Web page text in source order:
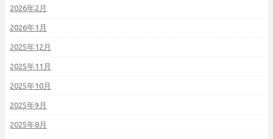
2026年2月
2026年1月
2025年12月
2025年11月
2025年10月
2025年9月
2025年8月